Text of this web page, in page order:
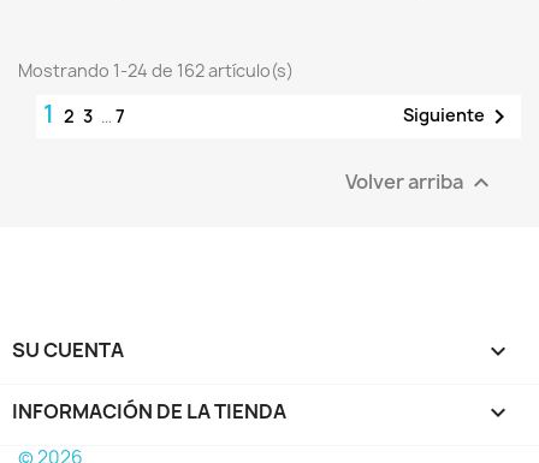
Mostrando 1-24 de 162 artículo(s)
1 2 3 … 7 Siguiente 
Volver arriba 
SU CUENTA 
INFORMACIÓN DE LA TIENDA keyboard_arrow_down
© 2026